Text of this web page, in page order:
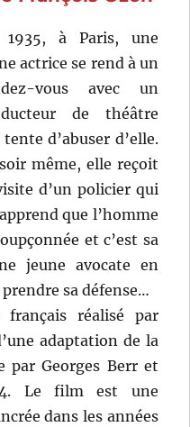
1935, à Paris, une
actrice se rend à un
vous avec un
de théâtre
d’abuser d’elle.
même, elle reçoit
d’un policier qui
que l’homme
et c’est sa
jeune avocate en
sa défense…
réalisé par
adaptation de la
par Georges Berr et
Le film est une
dans les années